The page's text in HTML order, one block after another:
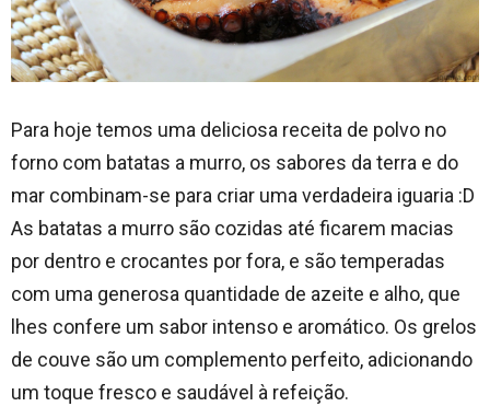
Para hoje temos uma deliciosa receita de polvo no
forno com batatas a murro, os sabores da terra e do
mar combinam-se para criar uma verdadeira iguaria :D
As batatas a murro são cozidas até ficarem macias
por dentro e crocantes por fora, e são temperadas
com uma generosa quantidade de azeite e alho, que
lhes confere um sabor intenso e aromático. Os grelos
de couve são um complemento perfeito, adicionando
um toque fresco e saudável à refeição.